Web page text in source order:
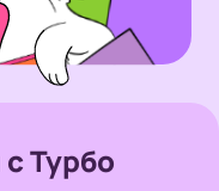
Турбо